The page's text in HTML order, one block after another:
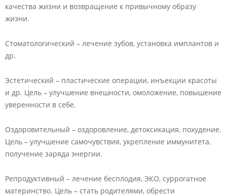
качества жизни и возвращение к привычному образу
жизни.
Стоматологический – лечение зубов, установка имплантов и
др.
Эстетический – пластические операции, инъекции красоты
и др. Цель – улучшение внешности, омоложение, повышение
уверенности в себе.
Оздоровительный – оздоровление, детоксикация, похудение.
Цель – улучшение самочувствия, укрепление иммунитета,
получение заряда энергии.
Репродуктивный – лечение бесплодия, ЭКО, суррогатное
материнство. Цель – стать родителями, обрести